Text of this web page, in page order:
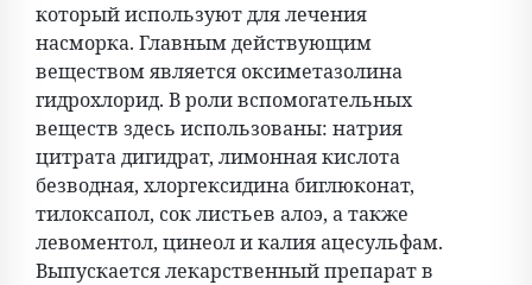
который используют для лечения
насморка. Главным действующим
веществом является оксиметазолина
гидрохлорид. В роли вспомогательных
веществ здесь использованы: натрия
цитрата дигидрат, лимонная кислота
безводная, хлоргексидина биглюконат,
тилоксапол, сок листьев алоэ, а также
левоментол, цинеол и калия ацесульфам.
Выпускается лекарственный препарат в